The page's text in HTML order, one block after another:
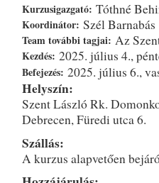
Kurzusigazgató: Tóthné
Koordinátor: Szél Barnabás
Team további tagjai: Az
Kezdés: 2025. július 4.,
Befejezés: 2025. július 6.,
Helyszín:
Szent László Rk.
Debrecen, Füredi utca 6.
Szállás:
A kurzus alapvetően